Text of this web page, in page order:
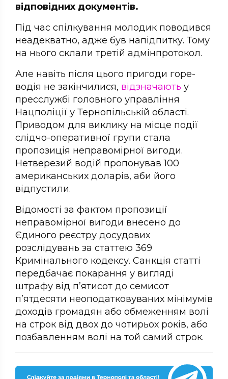
відповідних документів.
Під час спілкування молодик поводився
неадекватно, адже був напідпитку. Тому
на нього склали третій адмінпротокол.
Але навіть після цього пригоди горе-
водія не закінчилися, відзначають у
пресслужбі головного управління
Нацполіції у Тернопільській області.
Приводом для виклику на місце події
слідчо-оперативної групи стала
пропозиція неправомірної вигоди.
Нетверезий водій пропонував 100
американських доларів, аби його
відпустили.
Відомості за фактом пропозиції
неправомірної вигоди внесено до
Єдиного реєстру досудових
розслідувань за статтею 369
Кримінального кодексу. Санкція статті
передбачає покарання у вигляді
штрафу від п’ятисот до семисот
п’ятдесяти неоподатковуваних мінімумів
доходів громадян або обмеженням волі
на строк від двох до чотирьох років, або
позбавленням волі на той самий строк.